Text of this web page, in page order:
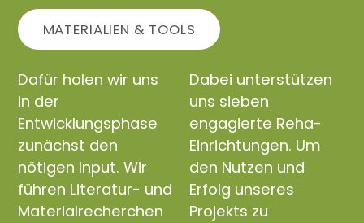
MATERIALIEN & TOOLS
Dafür holen wir uns
in der
Entwicklungsphase
zunächst den
nötigen Input. Wir
führen Literatur- und
Materialrecherchen
Dabei unterstützen
uns sieben
engagierte Reha-
Einrichtungen. Um
den Nutzen und
Erfolg unseres
Projekts zu